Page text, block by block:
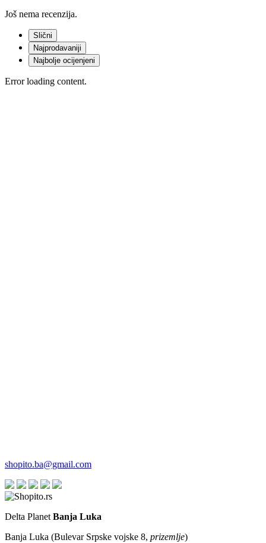
Još nema recenzija.
Slični
Najprodavaniji
Najbolje ocijenjeni
Error loading content.
shopito.ba@gmail.com
Delta Planet Banja Luka
Banja Luka (Bulevar Srpske vojske 8, prizemlje)